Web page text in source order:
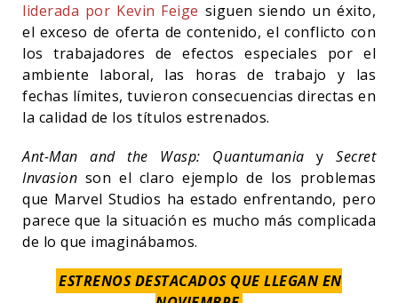
liderada por Kevin Feige siguen siendo un éxito,
el exceso de oferta de contenido, el conflicto con
los trabajadores de efectos especiales por el
ambiente laboral, las horas de trabajo y las
fechas límites, tuvieron consecuencias directas en
la calidad de los títulos estrenados.
Ant-Man and the Wasp: Quantumania y Secret
Invasion son el claro ejemplo de los problemas
que Marvel Studios ha estado enfrentando, pero
parece que la situación es mucho más complicada
de lo que imaginábamos.
ESTRENOS DESTACADOS QUE LLEGAN EN